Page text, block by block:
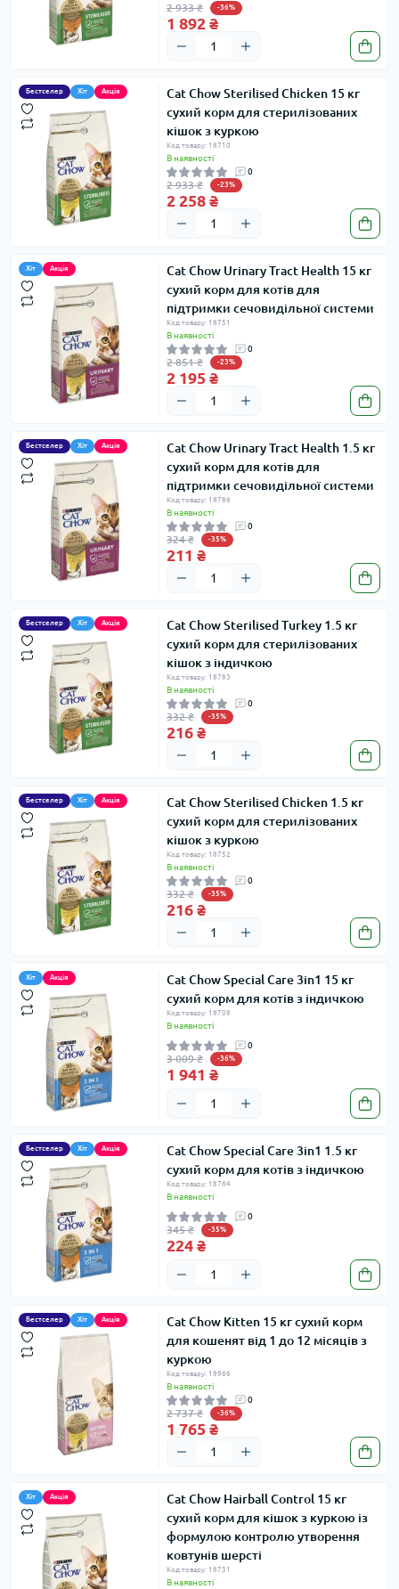
2 933 ₴ -36%
1 892 ₴
Бестселер Хіт Акція
Cat Chow Sterilised Chicken 15 кг
сухий корм для стерилізованих
кішок з куркою
Код товару: 18710
В наявності
0
2 933 ₴ -23%
2 258 ₴
Хіт Акція
Cat Chow Urinary Tract Health 15 кг
сухий корм для котів для
підтримки сечовидільної системи
Код товару: 18751
В наявності
0
2 851 ₴ -23%
2 195 ₴
Бестселер Хіт Акція
Cat Chow Urinary Tract Health 1.5 кг
сухий корм для котів для
підтримки сечовидільної системи
Код товару: 18786
В наявності
0
324 ₴ -35%
211 ₴
Бестселер Хіт Акція
Cat Chow Sterilised Turkey 1.5 кг
сухий корм для стерилізованих
кішок з індичкою
Код товару: 18783
В наявності
0
332 ₴ -35%
216 ₴
Бестселер Хіт Акція
Cat Chow Sterilised Chicken 1.5 кг
сухий корм для стерилізованих
кішок з куркою
Код товару: 18752
В наявності
0
332 ₴ -35%
216 ₴
Хіт Акція
Cat Chow Special Care 3in1 15 кг
сухий корм для котів з індичкою
Код товару: 18709
В наявності
0
3 009 ₴ -36%
1 941 ₴
Бестселер Хіт Акція
Cat Chow Special Care 3in1 1.5 кг
сухий корм для котів з індичкою
Код товару: 18784
В наявності
0
345 ₴ -35%
224 ₴
Бестселер Хіт Акція
Cat Chow Kitten 15 кг сухий корм
для кошенят від 1 до 12 місяців з
куркою
Код товару: 18966
В наявності
0
2 737 ₴ -36%
1 765 ₴
Хіт Акція
Cat Chow Hairball Control 15 кг
сухий корм для кішок з куркою із
формулою контролю утворення
ковтунів шерсті
Код товару: 18731
В наявності